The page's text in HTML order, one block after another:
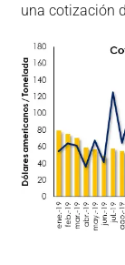
una cotización